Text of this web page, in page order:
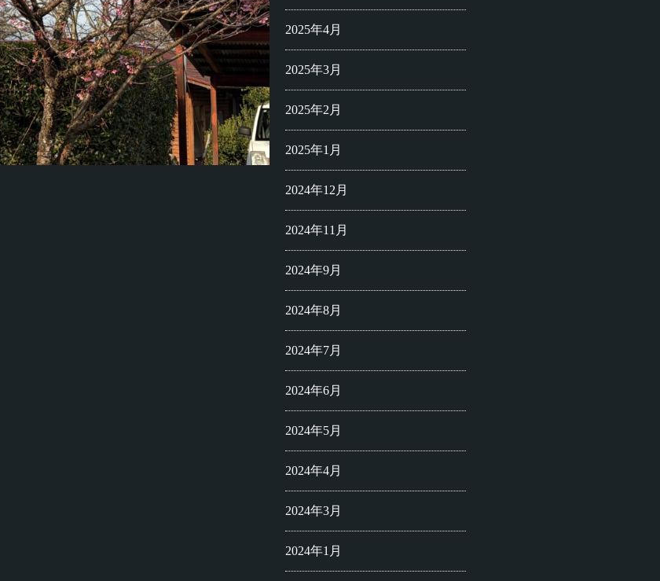
2025年4月
2025年3月
2025年2月
2025年1月
2024年12月
2024年11月
2024年9月
2024年8月
2024年7月
2024年6月
2024年5月
2024年4月
2024年3月
2024年1月